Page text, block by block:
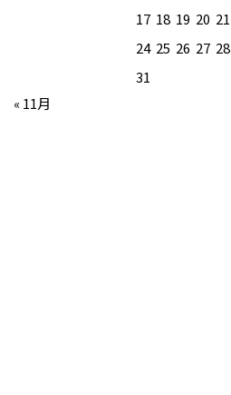
17 18 19 20 21
24 25 26 27 28
31
« 11月